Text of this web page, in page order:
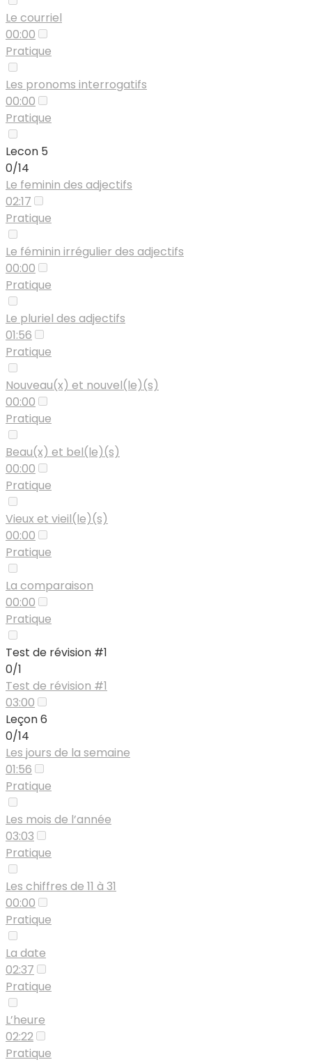
Le courriel
00:00
Pratique
Les pronoms interrogatifs
00:00
Pratique
Lecon 5
0/14
Le feminin des adjectifs
02:17
Pratique
Le féminin irrégulier des adjectifs
00:00
Pratique
Le pluriel des adjectifs
01:56
Pratique
Nouveau(x) et nouvel(le)(s)
00:00
Pratique
Beau(x) et bel(le)(s)
00:00
Pratique
Vieux et vieil(le)(s)
00:00
Pratique
La comparaison
00:00
Pratique
Test de révision #1
0/1
Test de révision #1
03:00
Leçon 6
0/14
Les jours de la semaine
01:56
Pratique
Les mois de l’année
03:03
Pratique
Les chiffres de 11 à 31
00:00
Pratique
La date
02:37
Pratique
L’heure
02:22
Pratique